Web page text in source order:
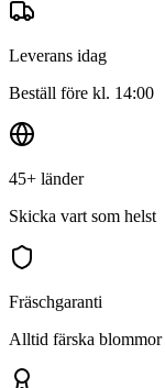
Leverans idag
Beställ före kl. 14:00
45+ länder
Skicka vart som helst
Fräschgaranti
Alltid färska blommor